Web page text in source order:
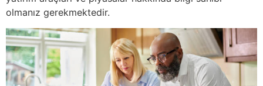
olmanız gerekmektedir.